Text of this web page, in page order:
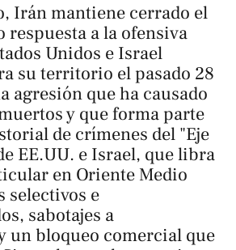
Irán mantiene cerrado el
respuesta a la ofensiva
Unidos e Israel
su territorio el pasado 28
agresión que ha causado
y que forma parte
de crímenes del "Eje
EE.UU. e Israel, que libra
en Oriente Medio
selectivos e
sabotajes a
un bloqueo comercial que